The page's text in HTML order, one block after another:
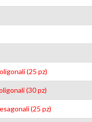
(25 pz)
(30 pz)
(25 pz)